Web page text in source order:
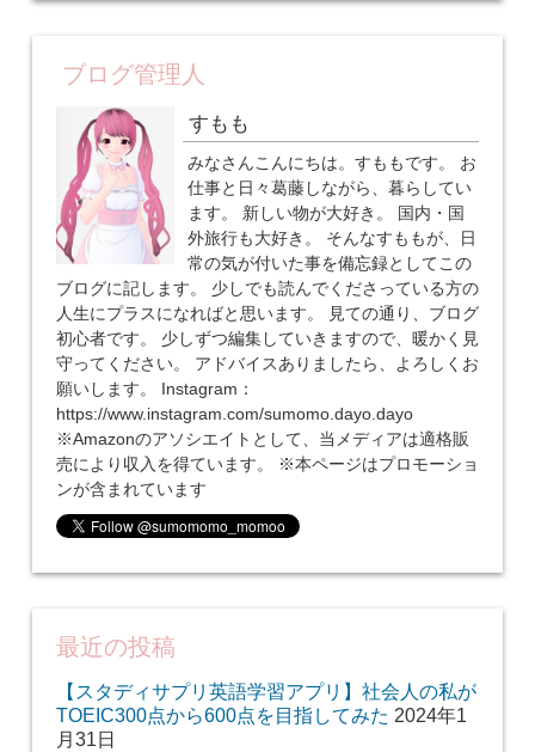
ブログ管理人
すもも
みなさんこんにちは。すももです。 お
仕事と日々葛藤しながら、暮らしてい
ます。 新しい物が大好き。 国内・国
外旅行も大好き。 そんなすももが、日
常の気が付いた事を備忘録としてこの
ブログに記します。 少しでも読んでくださっている方の
人生にプラスになればと思います。 見ての通り、ブログ
初心者です。 少しずつ編集していきますので、暖かく見
守ってください。 アドバイスありましたら、よろしくお
願いします。 Instagram：
https://www.instagram.com/sumomo.dayo.dayo
※Amazonのアソシエイトとして、当メディアは適格販
売により収入を得ています。 ※本ページはプロモーショ
ンが含まれています
最近の投稿
【スタディサプリ英語学習アプリ】社会人の私が
TOEIC300点から600点を目指してみた 2024年1
月31日